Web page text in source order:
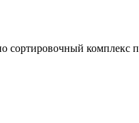
сортировочный комплекс